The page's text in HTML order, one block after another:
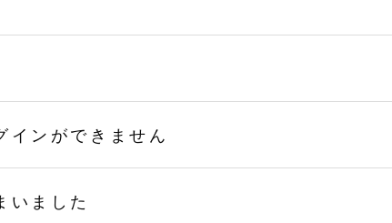
インができません
いました